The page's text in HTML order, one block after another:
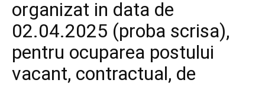
organizat in data de
02.04.2025 (proba scrisa),
pentru ocuparea postului
vacant, contractual, de